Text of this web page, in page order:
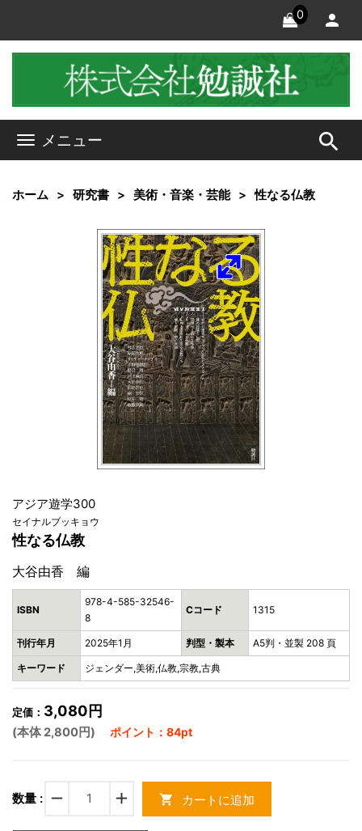
0
メニュー search
ホーム 研究書 美術・音楽・芸能 性なる仏教
アジア遊学300
セイナルブッキョウ
性なる仏教
大谷由香 編
ISBN
978-4-585-32546-
8
Cコード 1315
刊行年月 2025年1月 判型・製本 A5判・並製 208 頁
キーワード ジェンダー,美術,仏教,宗教,古典
定価： 3,080円
(本体 2,800円) ポイント：84pt
数量 : remove add shopping_cart カートに追加